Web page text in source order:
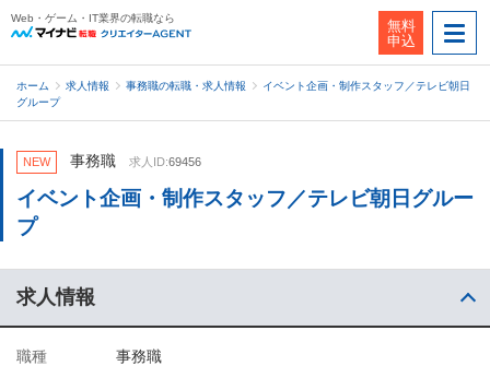
Web・ゲーム・IT業界の転職なら
無料
申込
ホーム 求人情報 事務職の転職・求人情報
イベント企画・制作スタッフ／テレビ朝日
グループ
NEW 事務職 求人ID:69456
イベント企画・制作スタッフ／テレビ朝日グルー
プ
求人情報
職種 事務職